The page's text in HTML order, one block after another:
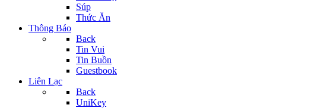
Súp
Thức Ăn
Thông Báo
Back
Tin Vui
Tin Buồn
Guestbook
Liên Lạc
Back
UniKey